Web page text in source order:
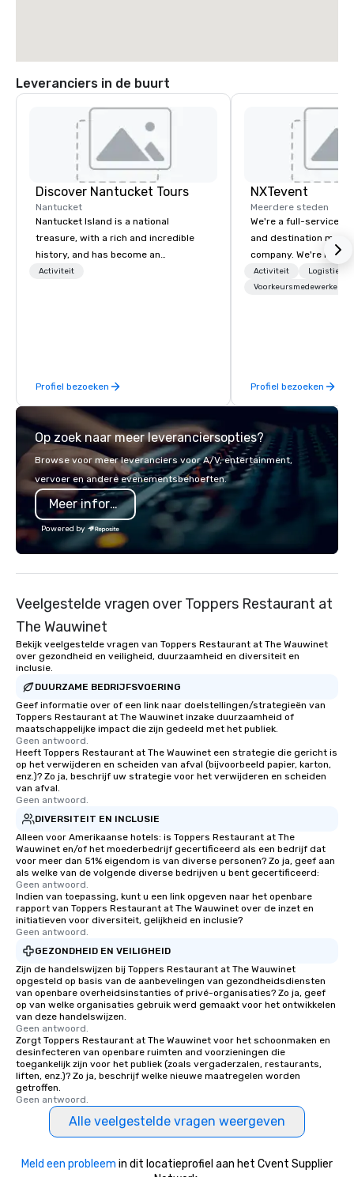
Leveranciers in de buurt
Discover Nantucket Tours
Nantucket
Nantucket Island is a national
treasure, with a rich and incredible
history, and has become an
unmatched tourist destination.
Tours show you all the hidden gems
Nantucket has to offer.
Activiteit
Profiel bezoeken
NXTevent
Meerdere steden
We're a full-service,
and destination
company. We're
winners and leaders
company has been
push ourselves and
in the future. We're
worthwhile,
experiences, and we
us, because we're
Activiteit
Logistiek/
Voorkeursmedewerkers
Profiel bezoeken
Op zoek naar meer leveranciersopties?
Browse voor meer leveranciers voor A/V, entertainment,
vervoer en andere evenementsbehoeften.
Meer informatie
Powered by
Veelgestelde vragen over Toppers Restaurant at
The Wauwinet
Bekijk veelgestelde vragen van Toppers Restaurant at The Wauwinet
over gezondheid en veiligheid, duurzaamheid en diversiteit en
inclusie.
DUURZAME BEDRIJFSVOERING
Geef informatie over of een link naar doelstellingen/strategieën van
Toppers Restaurant at The Wauwinet inzake duurzaamheid of
maatschappelijke impact die zijn gedeeld met het publiek.
Geen antwoord.
Heeft Toppers Restaurant at The Wauwinet een strategie die gericht is
op het verwijderen en scheiden van afval (bijvoorbeeld papier, karton,
enz.)? Zo ja, beschrijf uw strategie voor het verwijderen en scheiden
van afval.
Geen antwoord.
DIVERSITEIT EN INCLUSIE
Alleen voor Amerikaanse hotels: is Toppers Restaurant at The
Wauwinet en/of het moederbedrijf gecertificeerd als een bedrijf dat
voor meer dan 51% eigendom is van diverse personen? Zo ja, geef aan
als welke van de volgende diverse bedrijven u bent gecertificeerd:
Geen antwoord.
Indien van toepassing, kunt u een link opgeven naar het openbare
rapport van Toppers Restaurant at The Wauwinet over de inzet en
initiatieven voor diversiteit, gelijkheid en inclusie?
Geen antwoord.
GEZONDHEID EN VEILIGHEID
Zijn de handelswijzen bij Toppers Restaurant at The Wauwinet
opgesteld op basis van de aanbevelingen van gezondheidsdiensten
van openbare overheidsinstanties of privé-organisaties? Zo ja, geef
op van welke organisaties gebruik werd gemaakt voor het ontwikkelen
van deze handelswijzen.
Geen antwoord.
Zorgt Toppers Restaurant at The Wauwinet voor het schoonmaken en
desinfecteren van openbare ruimten and voorzieningen die
toegankelijk zijn voor het publiek (zoals vergaderzalen, restaurants,
liften, enz.)? Zo ja, beschrijf welke nieuwe maatregelen worden
getroffen.
Geen antwoord.
Alle veelgestelde vragen weergeven
Meld een probleem in dit locatieprofiel aan het Cvent Supplier